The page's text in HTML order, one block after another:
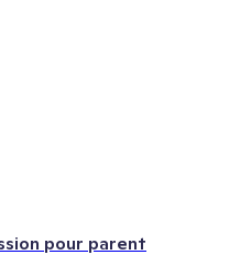
pour parent